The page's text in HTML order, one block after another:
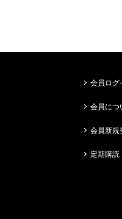
会員ログ
会員につ
会員新規
定期購読